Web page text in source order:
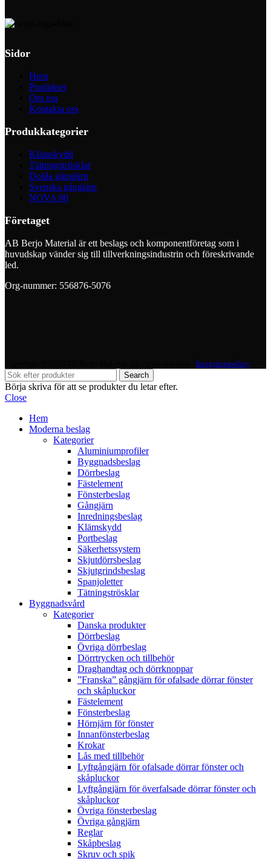
Sidor
Hem
Produkter
Om oss
Kontakta oss
Produkkategorier
Klämskydd
Tätningströsklar
Dolda gångjärn
Svenska gångjärn
NOVA 80
Företaget
AB Berjo Material är ett beslags och komponentföretag som i
huvudskap vänder sig till tillverkningsindustrin och föreskrivande
led.
Org-nummer: 556876-5076
Integritetspolicy
Search
Börja skriva för att se produkter du letar efter.
Close
Hem
Moderna beslag
Kategorier
Aluminiumprofiler
Byggnadsbeslag
Dörrbeslag
Fästelement
Fönsterbeslag
Gångjärn
Inredningsbeslag
Klämskydd
Portbeslag
Säkerhetssystem
Skjutdörrsbeslag
Skjutgrindsbeslag
Spanjoletter
Tätningströsklar
Byggnadsvård
Kategorier
Danska produkter
Dörrbeslag
Övriga dörrbeslag
Dörrtrycken och tillbehör
Draghandtag och dörrknoppar
”Franska” gångjärn för ofalsade dörrar fönster
och skåpluckor
Fästelement
Fönsterbeslag
Hörnjärn för fönster
Innanfönsterbeslag
Krokar
Lås med tillbehör
Lyftgångjärn för ofalsade dörrar fönster och
skåpluckor
Lyftgångjärn för överfalsade dörrar fönster och
skåpluckor
Övriga fönsterbeslag
Övriga gångjärn
Reglar
Skåpbeslag
Skruv och spik